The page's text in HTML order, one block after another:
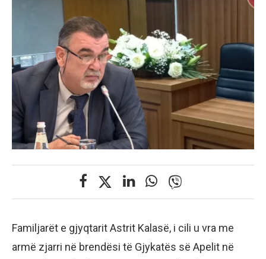
Familjarët e gjyqtarit Astrit Kalasë, i cili u vra me
armë zjarri në brendësi të Gjykatës së Apelit në